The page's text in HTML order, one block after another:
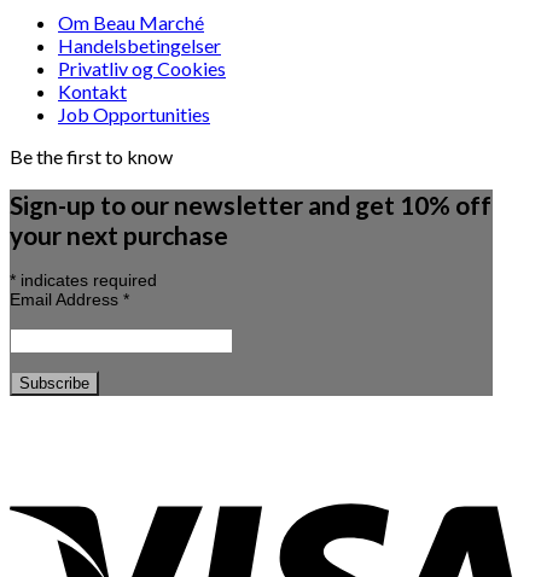
Om Beau Marché
Handelsbetingelser
Privatliv og Cookies
Kontakt
Job Opportunities
Be the first to know
Sign-up to our newsletter and get 10% off
your next purchase
* indicates required
Email Address *